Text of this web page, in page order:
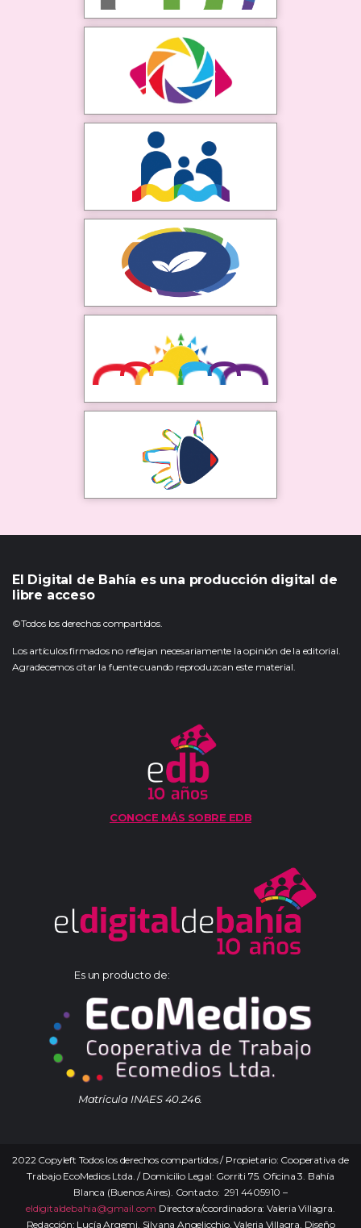
El Digital de Bahía es una producción digital de
libre acceso
©Todos los derechos compartidos.
Los artículos firmados no reflejan necesariamente la opinión de la editorial.
Agradecemos citar la fuente cuando reproduzcan este material.
CONOCE MÁS SOBRE EDB
Es un producto de:
Matrícula INAES 40.246.
2022 Copyleft Todos los derechos compartidos / Propietario: Cooperativa de
Trabajo EcoMedios Ltda. / Domicilio Legal: Gorriti 75. Oficina 3. Bahía
Blanca (Buenos Aires). Contacto: 291 4405910 –
eldigitaldebahia@gmail.com Directora/coordinadora: Valeria Villagra.
Redacción: Lucía Argemi, Silvana Angelicchio, Valeria Villagra. Diseño